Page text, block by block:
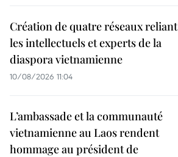
Création de quatre réseaux reliant
les intellectuels et experts de la
diaspora vietnamienne
10/08/2026 11:04
L’ambassade et la communauté
vietnamienne au Laos rendent
hommage au président de